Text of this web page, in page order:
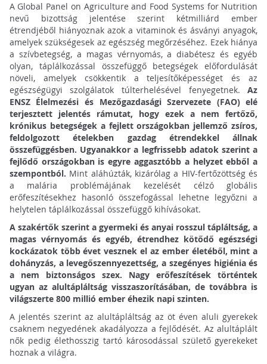
A Global Panel on Agriculture and Food Systems for Nutrition
nevű bizottság jelentése szerint kétmilliárd ember
étrendjéből hiányoznak azok a vitaminok és ásványi anyagok,
amelyek szükségesek az egészség megőrzéséhez. Ezek hiánya
a szívbetegség, a magas vérnyomás, a diabétesz és egyéb
olyan, táplálkozással összefüggő betegségek előfordulását
növeli, amelyek csökkentik a teljesítőképességet és az
egészségügyi szolgálatok túlterhelésével fenyegetnek.Az
ENSZ Élelmezési és Mezőgazdasági Szervezete (FAO) elé
terjesztett jelentés rámutat, hogy ezek a nem fertőző,
krónikus betegségek a fejlett országokban jellemző zsíros,
feldolgozott ételekben gazdag étrendekkel állnak
összefüggésben. Ugyanakkor a legfrissebb adatok szerint a
fejlődő országokban is egyre aggasztóbb a helyzet ebből a
szempontból. Mint aláhúzták, kizárólag a HIV-fertőzöttség és
a malária problémájának kezelését célzó globális
erőfeszítésekhez hasonló összefogással lehetne legyőzni a
helytelen táplálkozással összefüggő kihívásokat.
A szakértők szerint a gyermeki és anyai rosszul tápláltság, a
magas vérnyomás és egyéb, étrendhez kötődő egészségi
kockázatok több évet vesznek el az ember életéből, mint a
dohányzás, a levegőszennyezettség, a szegényes higiénia és
a nem biztonságos szex. Nagy erőfeszítések történtek
ugyan az alultápláltság visszaszorításában, de továbbra is
világszerte 800 millió ember éhezik napi szinten.
A jelentés szerint az alultápláltság az öt éven aluli gyerekek
csaknem negyedének akadályozza a fejlődését. Az alultáplált
nők pedig élethosszig tartó károsodással születő gyerekeket
hoznak a világra.